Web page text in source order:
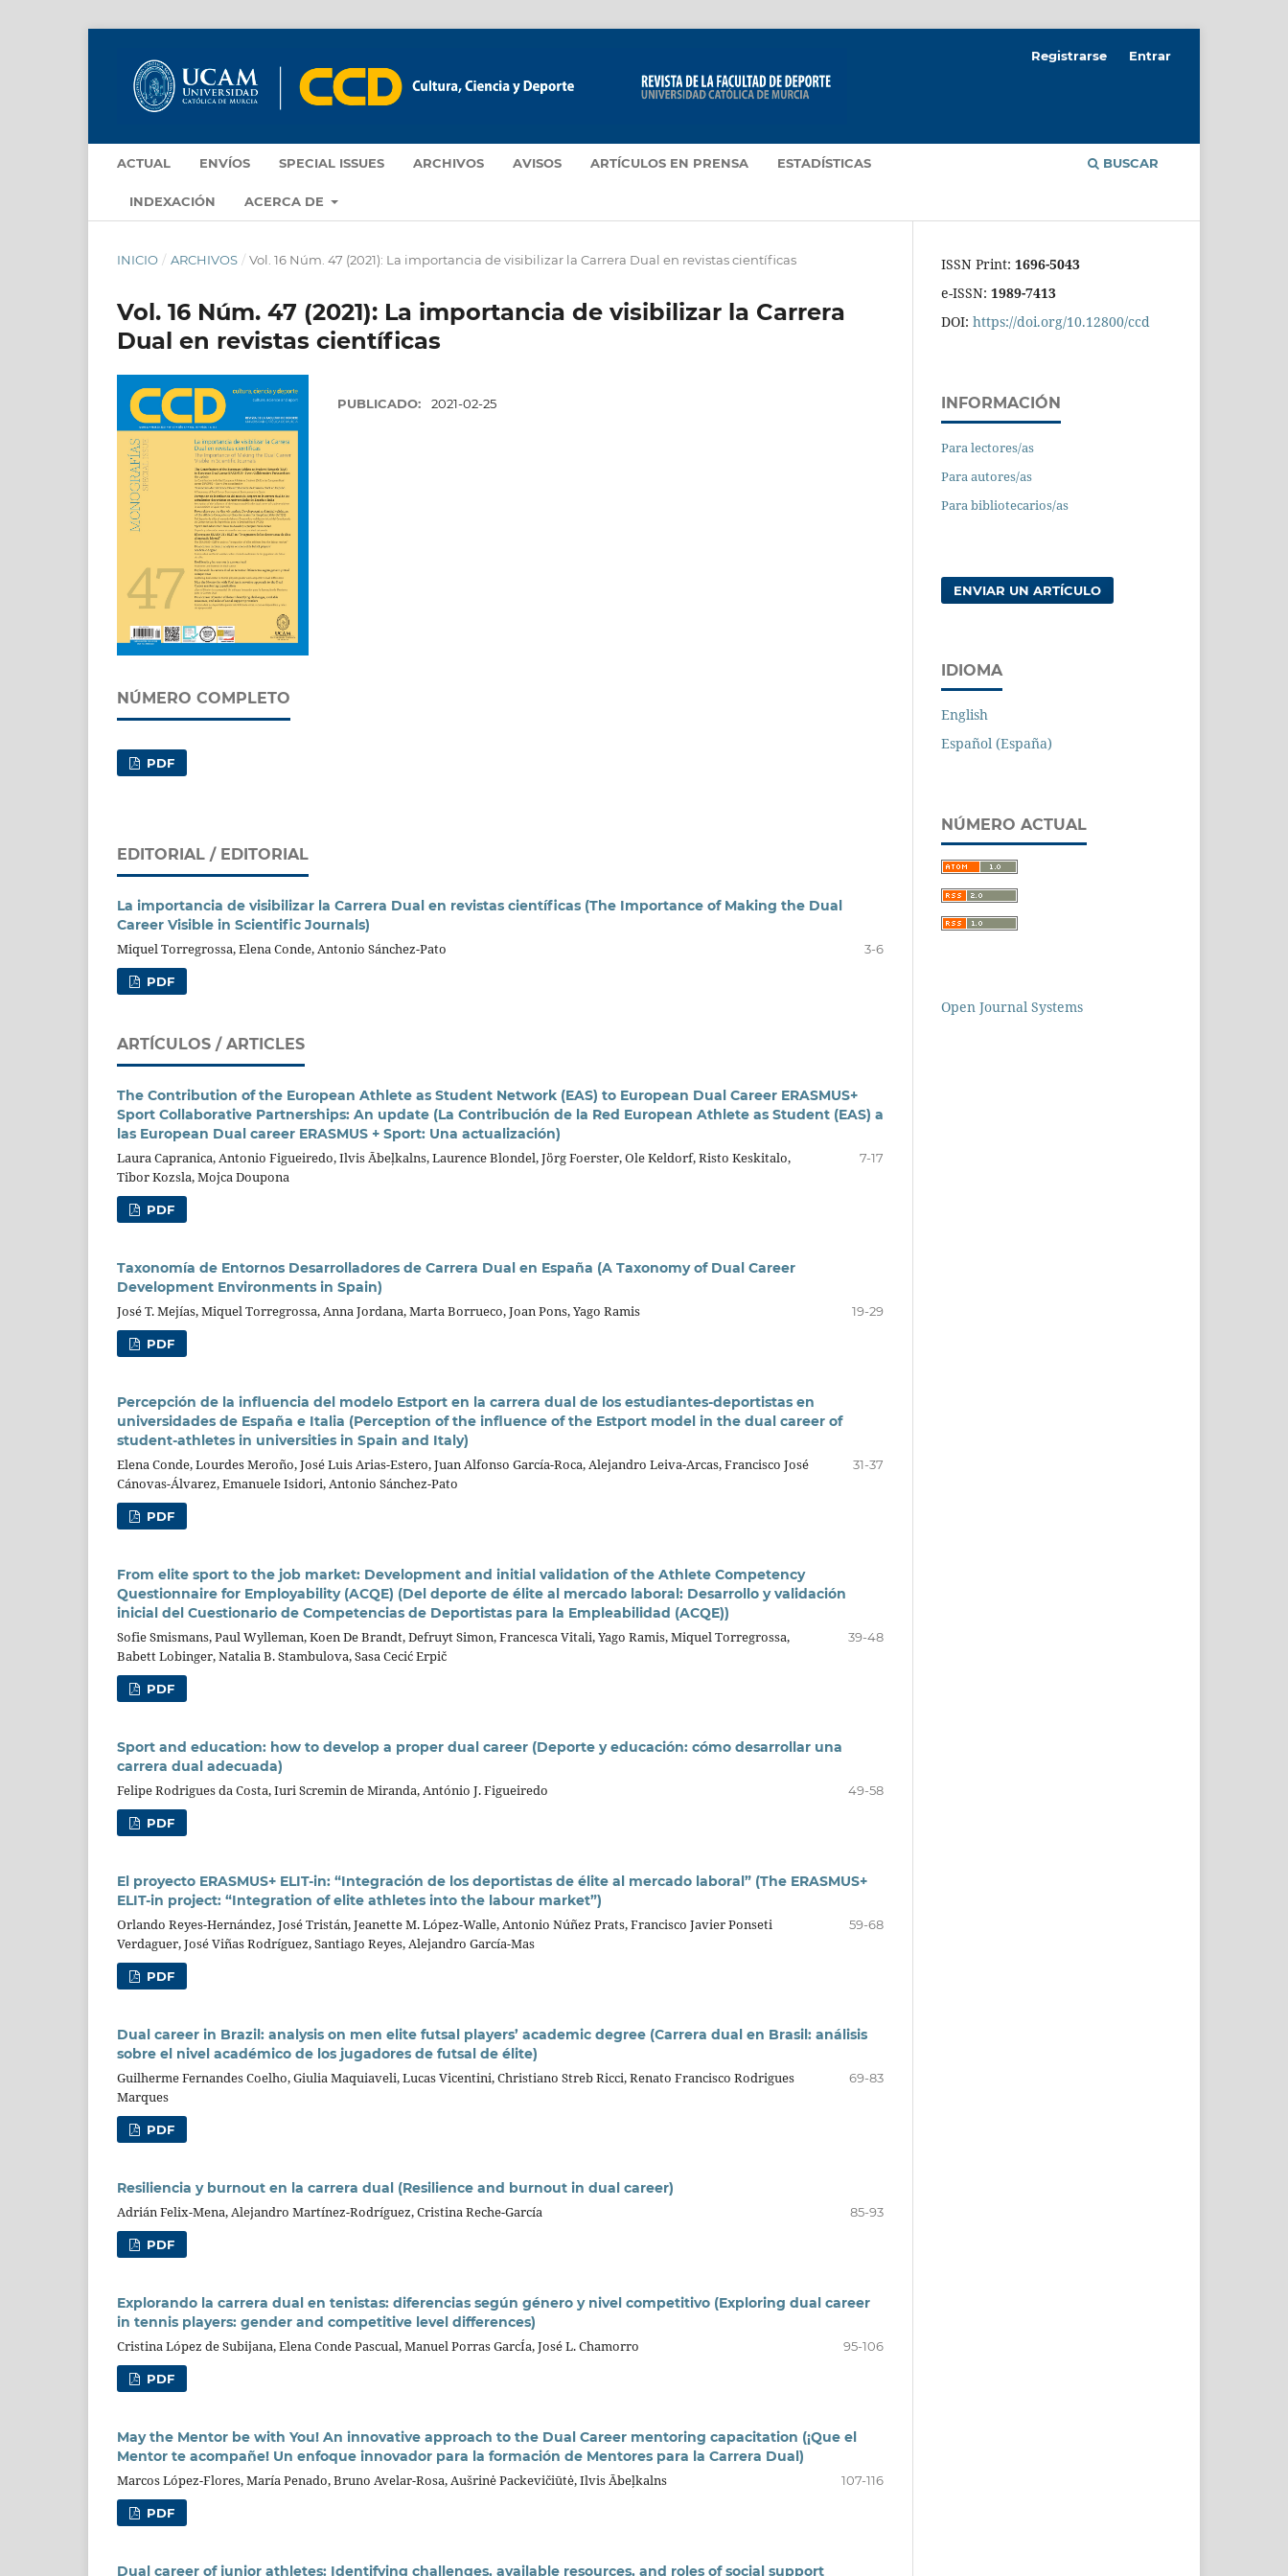
ACTUAL ENVÍOS SPECIAL ISSUES ARCHIVOS AVISOS ARTÍCULOS EN PRENSA ESTADÍSTICAS
INDEXACIÓN ACERCA DE
BUSCAR
Registrarse Entrar
INICIO / ARCHIVOS / Vol. 16 Núm. 47 (2021): La importancia de visibilizar la Carrera Dual en revistas científicas
Vol. 16 Núm. 47 (2021): La importancia de visibilizar la Carrera
Dual en revistas científicas
PUBLICADO: 2021-02-25
NÚMERO COMPLETO
PDF
EDITORIAL / EDITORIAL
La importancia de visibilizar la Carrera Dual en revistas científicas (The Importance of Making the Dual
Career Visible in Scientific Journals)
Miquel Torregrossa, Elena Conde, Antonio Sánchez-Pato
3-6
PDF
ARTÍCULOS / ARTICLES
The Contribution of the European Athlete as Student Network (EAS) to European Dual Career ERASMUS+
Sport Collaborative Partnerships: An update (La Contribución de la Red European Athlete as Student (EAS) a
las European Dual career ERASMUS + Sport: Una actualización)
Laura Capranica, Antonio Figueiredo, Ilvis Ābeļkalns, Laurence Blondel, Jörg Foerster, Ole Keldorf, Risto Keskitalo,
Tibor Kozsla, Mojca Doupona
7-17
PDF
Taxonomía de Entornos Desarrolladores de Carrera Dual en España (A Taxonomy of Dual Career
Development Environments in Spain)
José T. Mejías, Miquel Torregrossa, Anna Jordana, Marta Borrueco, Joan Pons, Yago Ramis
19-29
PDF
Percepción de la influencia del modelo Estport en la carrera dual de los estudiantes-deportistas en
universidades de España e Italia (Perception of the influence of the Estport model in the dual career of
student-athletes in universities in Spain and Italy)
Elena Conde, Lourdes Meroño, José Luis Arias-Estero, Juan Alfonso García-Roca, Alejandro Leiva-Arcas, Francisco José
Cánovas-Álvarez, Emanuele Isidori, Antonio Sánchez-Pato
31-37
PDF
From elite sport to the job market: Development and initial validation of the Athlete Competency
Questionnaire for Employability (ACQE) (Del deporte de élite al mercado laboral: Desarrollo y validación
inicial del Cuestionario de Competencias de Deportistas para la Empleabilidad (ACQE))
Sofie Smismans, Paul Wylleman, Koen De Brandt, Defruyt Simon, Francesca Vitali, Yago Ramis, Miquel Torregrossa,
Babett Lobinger, Natalia B. Stambulova, Sasa Cecić Erpič
39-48
PDF
Sport and education: how to develop a proper dual career (Deporte y educación: cómo desarrollar una
carrera dual adecuada)
Felipe Rodrigues da Costa, Iuri Scremin de Miranda, António J. Figueiredo
49-58
PDF
El proyecto ERASMUS+ ELIT-in: “Integración de los deportistas de élite al mercado laboral” (The ERASMUS+
ELIT-in project: “Integration of elite athletes into the labour market”)
Orlando Reyes-Hernández, José Tristán, Jeanette M. López-Walle, Antonio Núñez Prats, Francisco Javier Ponseti
Verdaguer, José Viñas Rodríguez, Santiago Reyes, Alejandro García-Mas
59-68
PDF
Dual career in Brazil: analysis on men elite futsal players’ academic degree (Carrera dual en Brasil: análisis
sobre el nivel académico de los jugadores de futsal de élite)
Guilherme Fernandes Coelho, Giulia Maquiaveli, Lucas Vicentini, Christiano Streb Ricci, Renato Francisco Rodrigues
Marques
69-83
PDF
Resiliencia y burnout en la carrera dual (Resilience and burnout in dual career)
Adrián Felix-Mena, Alejandro Martínez-Rodríguez, Cristina Reche-García
85-93
PDF
Explorando la carrera dual en tenistas: diferencias según género y nivel competitivo (Exploring dual career
in tennis players: gender and competitive level differences)
Cristina López de Subijana, Elena Conde Pascual, Manuel Porras GarcÍa, José L. Chamorro
95-106
PDF
May the Mentor be with You! An innovative approach to the Dual Career mentoring capacitation (¡Que el
Mentor te acompañe! Un enfoque innovador para la formación de Mentores para la Carrera Dual)
Marcos López-Flores, María Penado, Bruno Avelar-Rosa, Aušrinė Packevičiūtė, Ilvis Ābeļkalns
107-116
PDF
Dual career of junior athletes: Identifying challenges, available resources, and roles of social support
ISSN Print: 1696-5043
e-ISSN: 1989-7413
DOI: https://doi.org/10.12800/ccd
INFORMACIÓN
Para lectores/as
Para autores/as
Para bibliotecarios/as
ENVIAR UN ARTÍCULO
IDIOMA
English
Español (España)
NÚMERO ACTUAL
Open Journal Systems